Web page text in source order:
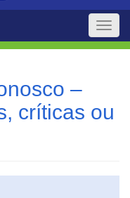
Toggle
–
críticas ou